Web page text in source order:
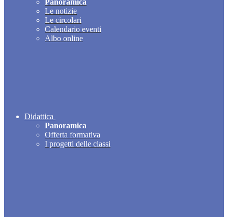
Panoramica
Le notizie
Le circolari
Calendario eventi
Albo online
Didattica
Panoramica
Offerta formativa
I progetti delle classi